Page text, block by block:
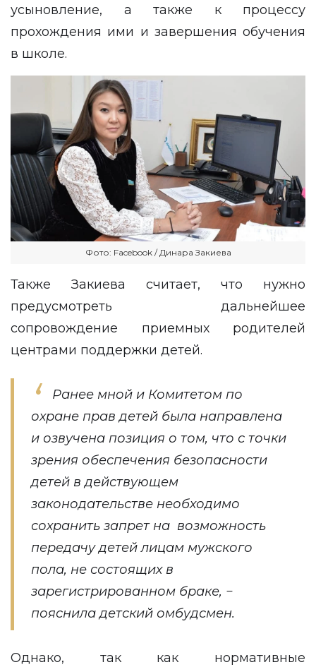
усыновление, а также к процессу
прохождения ими и завершения обучения
в школе.
Фото: Facebook / Динара Закиева
Также Закиева считает, что нужно
предусмотреть дальнейшее
сопровождение приемных родителей
центрами поддержки детей.
Ранее мной и Комитетом по
охране прав детей была направлена
и озвучена позиция о том, что с точки
зрения обеспечения безопасности
детей в действующем
законодательстве необходимо
сохранить запрет на возможность
передачу детей лицам мужского
пола, не состоящих в
зарегистрированном браке, −
пояснила детский омбудсмен.
Однако, так как нормативные